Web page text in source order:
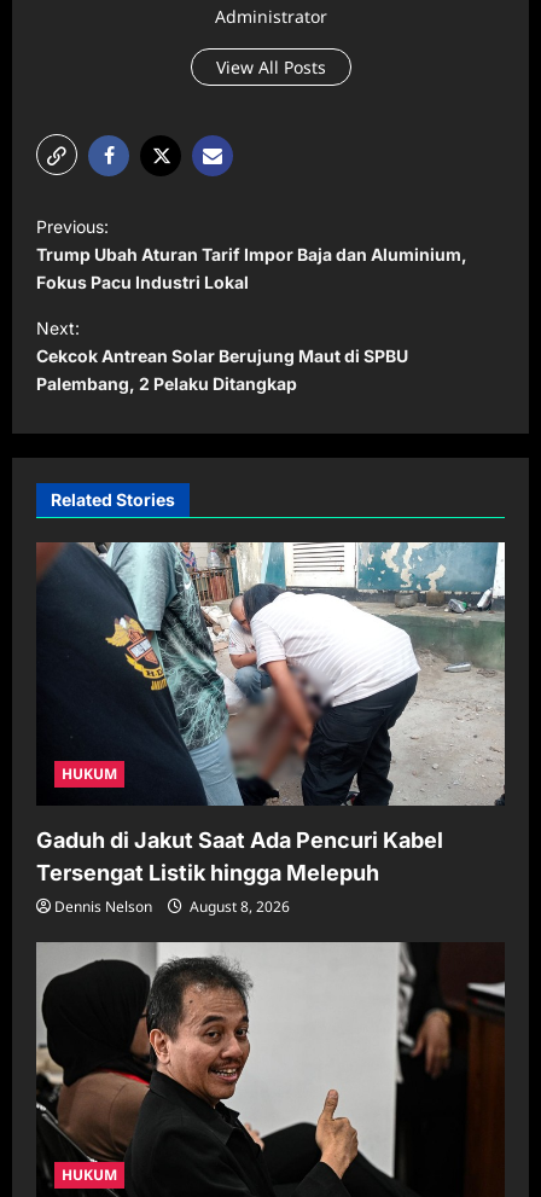
Administrator
View All Posts
o
s
t
n
a
v
g
a
t
Previous:
Trump Ubah Aturan Tarif Impor Baja dan Aluminium,
Fokus Pacu Industri Lokal
Next:
Cekcok Antrean Solar Berujung Maut di SPBU
Palembang, 2 Pelaku Ditangkap
Related Stories
HUKUM
Gaduh di Jakut Saat Ada Pencuri Kabel
Tersengat Listik hingga Melepuh
Dennis Nelson August 8, 2026
HUKUM